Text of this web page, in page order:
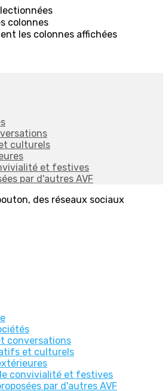
colonnes
les colonnes affichées
culturels
et festives
par d'autres AVF
des réseaux sociaux
conversations
et culturels
convivialité et festives
par d'autres AVF